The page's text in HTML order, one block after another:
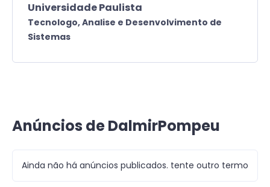
Universidade Paulista
Tecnologo,Analise e Desenvolvimento de
Sistemas
Anúncios de DalmirPompeu
Ainda não há anúncios publicados. tente outro termo